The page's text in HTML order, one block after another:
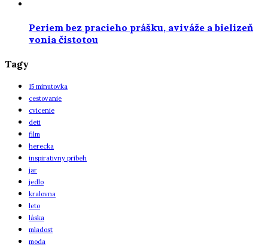
Periem bez pracieho prášku, aviváže a bielizeň
vonia čistotou
Tagy
15 minutovka
cestovanie
cvicenie
deti
film
herecka
inspirativny pribeh
jar
jedlo
kralovna
leto
láska
mladost
moda